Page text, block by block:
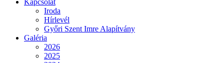
Kapcsolat
Iroda
Hírlevél
Győri Szent Imre Alapítvány
Galéria
2026
2025